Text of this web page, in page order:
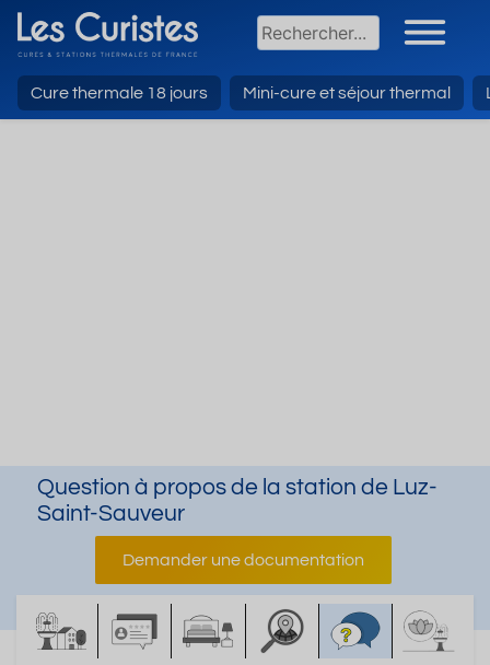
Cure thermale 18 jours Mini-cure et séjour thermal
Question à propos de la station de Luz-
Saint-Sauveur
Demander une documentation